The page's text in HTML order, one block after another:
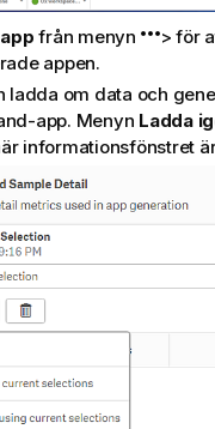
från menyn
> för
appen.
ladda om data och
app. Menyn Ladda
informationsfönstret